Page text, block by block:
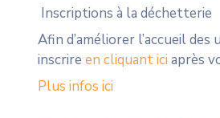
Inscriptions à la déchetterie
Afin d’améliorer l’accueil
inscrire en cliquant ici après
Plus infos ici